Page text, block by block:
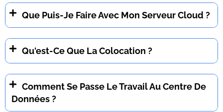
Que Puis-Je Faire Avec Mon Serveur Cloud ?
Qu'est-Ce Que La Colocation ?
Comment Se Passe Le Travail Au Centre De
Données ?